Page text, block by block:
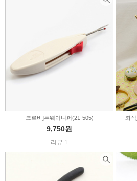
크로바]투웨이니퍼(21-505)
9,750원
리뷰 1
좌